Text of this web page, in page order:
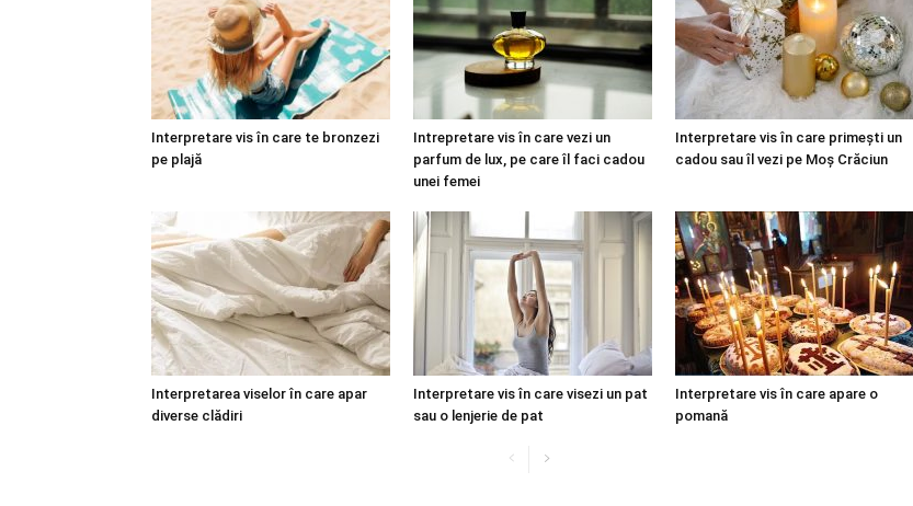
Interpretare vis în care te bronzezi
pe plajă
Intrepretare vis în care vezi un
parfum de lux, pe care îl faci cadou
unei femei
Interpretare vis în care primești un
cadou sau îl vezi pe Moș Crăciun
Interpretarea viselor în care apar
diverse clădiri
Interpretare vis în care visezi un pat
sau o lenjerie de pat
Interpretare vis în care apare o
pomană